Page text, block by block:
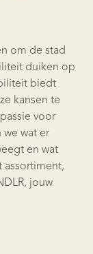
om de stad
duiken op
biedt
kansen te
voor
we wat er
en wat
assortiment,
, jouw